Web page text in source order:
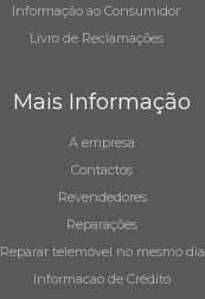
Informação ao Consumidor
Livro de Reclamações
Mais Informação
A empresa
Contactos
Revendedores
Reparações
Reparar telemóvel no mesmo dia
Informacao de Crédito